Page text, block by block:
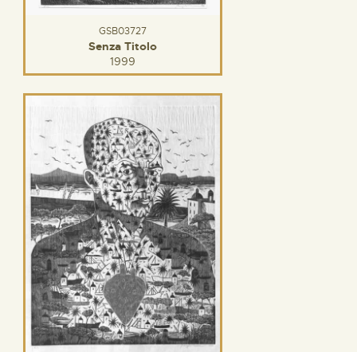
GSB03727
Senza Titolo
1999